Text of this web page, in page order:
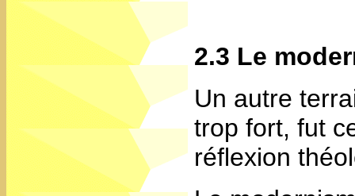
2.3 Le
Un autre
trop fort, fut
réflexion